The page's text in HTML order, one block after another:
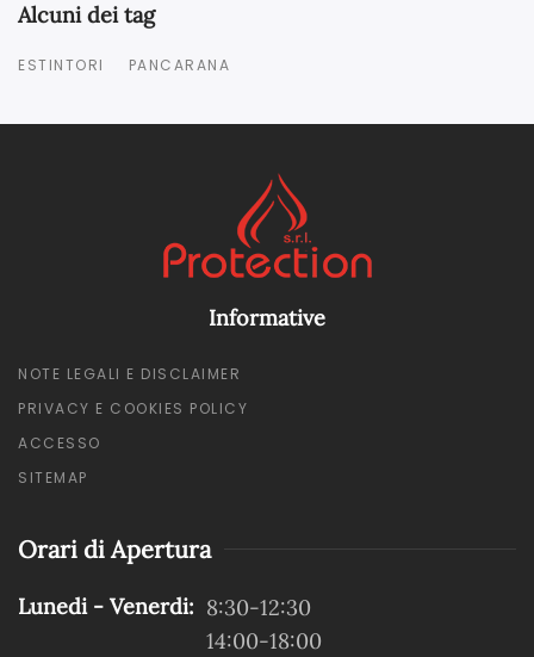
Alcuni dei tag
ESTINTORI PANCARANA
Informative
NOTE LEGALI E DISCLAIMER
PRIVACY E COOKIES POLICY
ACCESSO
SITEMAP
Orari di Apertura
Lunedi - Venerdi: 8:30-12:30
14:00-18:00